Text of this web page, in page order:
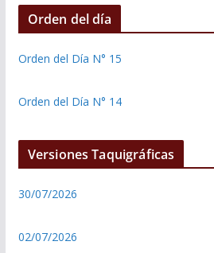
Orden del día
Orden del Día N° 15
Orden del Día N° 14
Versiones Taquigráficas
30/07/2026
02/07/2026